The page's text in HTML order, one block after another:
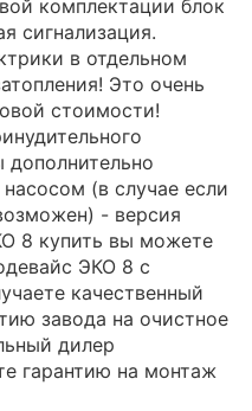
комплектации блок
сигнализация.
в отдельном
Это очень
стоимости!
(в случае если
- версия
8 купить вы можете
ЭКО 8 с
качественный
завода на очистное
дилер
гарантию на монтаж